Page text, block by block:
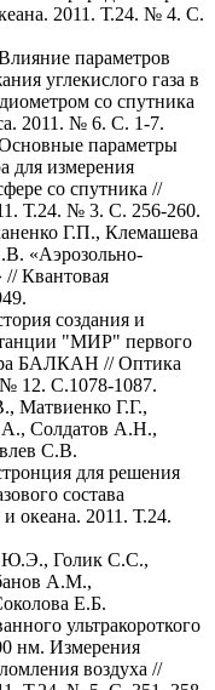
2011. Т.24. № 4. С.
параметров
углекислого газа в
со спутника
2011. № 6. С. 1-7.
параметры
для измерения
со спутника //
Т.24. № 3. С. 256-260.
Г.П., Клемашева
«Аэрозольно-
Квантовая
создания и
"МИР" первого
БАЛКАН // Оптика
12. С.1078-1087.
Матвиенко Г.Г.,
Солдатов А.Н.,
С.В.
для решения
состава
океана. 2011. Т.24.
Ю.Э., Голик С.С.,
А.М.,
Е.Б.
ультракороткого
нм. Измерения
воздуха //